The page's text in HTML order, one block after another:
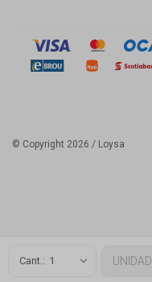
1 UNIDAD
© Copyright 2026 / Loysa